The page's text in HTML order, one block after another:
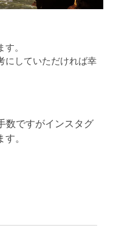
。
にしていただければ幸
数ですがインスタグ
。